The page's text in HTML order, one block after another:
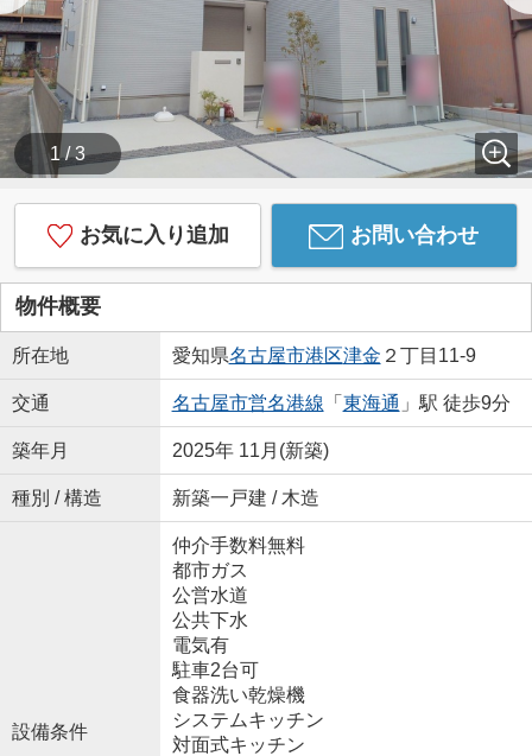
1 / 3
お気に入り追加 お問い合わせ
物件概要
所在地 愛知県名古屋市港区津金 ２丁目11-9
交通 名古屋市営名港線 「 東海通 」駅 徒歩9分
築年月 2025年 11月(新築)
種別 / 構造 新築一戸建 / 木造
設備条件
仲介手数料無料
都市ガス
公営水道
公共下水
電気有
駐車2台可
食器洗い乾燥機
システムキッチン
対面式キッチン